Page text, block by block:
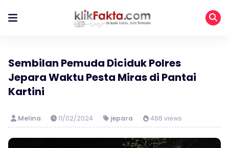
Sembilan Pemuda Diciduk Polres
Jepara Waktu Pesta Miras di Pantai
Kartini
Melina 11/02/2024 jepara 488 views